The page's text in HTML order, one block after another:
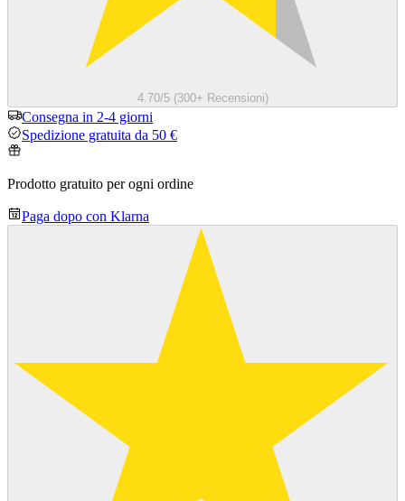
4.70/5 (300+ Recensioni)
Consegna in 2-4 giorni
Spedizione gratuita da 50 €
Prodotto gratuito per ogni ordine
Paga dopo con Klarna